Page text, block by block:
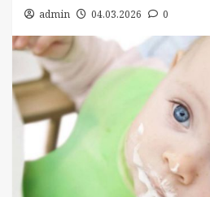
admin 04.03.2026 0